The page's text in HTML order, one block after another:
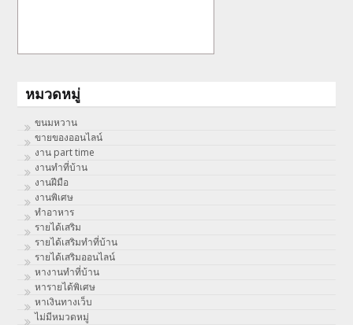
หมวดหมู่
ขนมหวาน
ขายของออนไลน์
งาน part time
งานทําที่บ้าน
งานฝีมือ
งานพิเศษ
ทําอาหาร
รายได้เสริม
รายได้เสริมทำที่บ้าน
รายได้เสริมออนไลน์
หางานทำที่บ้าน
หารายได้พิเศษ
หาเงินทางเว็บ
ไม่มีหมวดหมู่